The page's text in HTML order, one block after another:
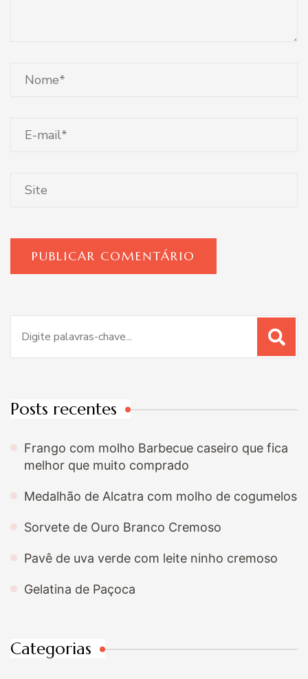
por:
Posts recentes
Frango com molho Barbecue caseiro que fica
melhor que muito comprado
Medalhão de Alcatra com molho de cogumelos
Sorvete de Ouro Branco Cremoso
Pavê de uva verde com leite ninho cremoso
Gelatina de Paçoca
Categorias